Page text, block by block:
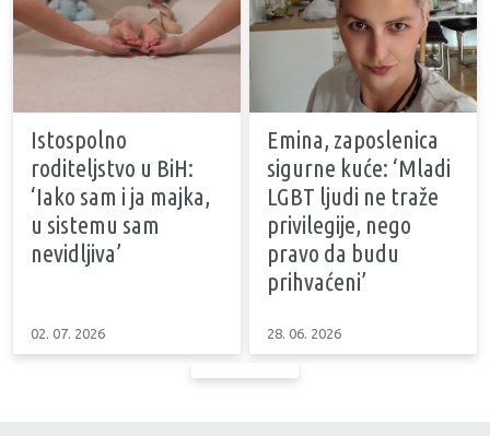
Istospolno
roditeljstvo u BiH:
‘Iako sam i ja majka,
u sistemu sam
nevidljiva’
02. 07. 2026
Emina, zaposlenica
sigurne kuće: ‘Mladi
LGBT ljudi ne traže
privilegije, nego
pravo da budu
prihvaćeni’
28. 06. 2026